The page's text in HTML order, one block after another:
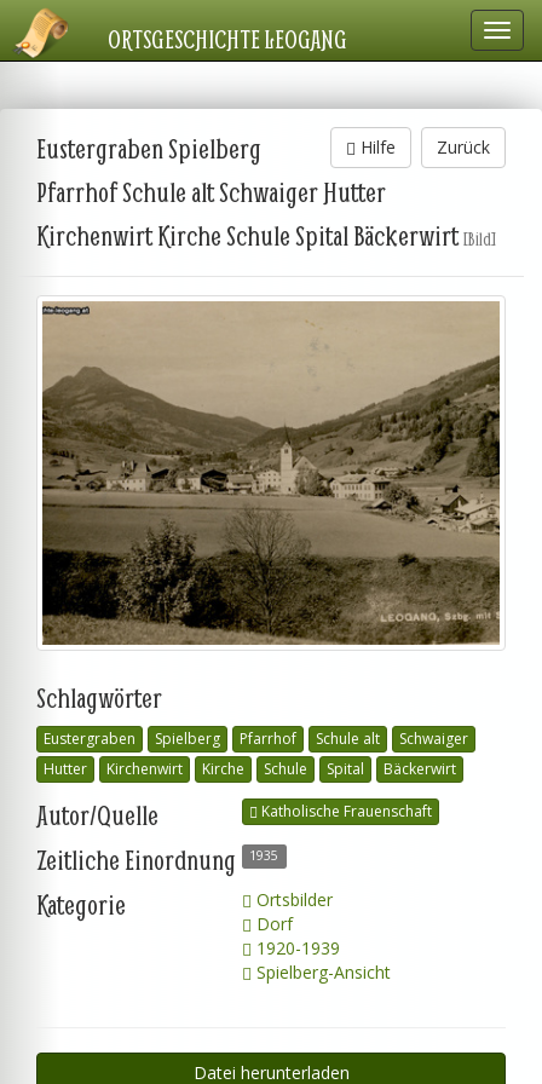
ORTSGESCHICHTE LEOGANG
Zurück
Hilfe
Eustergraben Spielberg
Pfarrhof Schule alt Schwaiger Hutter
Kirchenwirt Kirche Schule Spital Bäckerwirt[Bild]
Schlagwörter
Eustergraben Spielberg Pfarrhof Schule alt
Schwaiger
Hutter
Kirchenwirt Kirche Schule Spital Bäckerwirt
Autor/Quelle Katholische Frauenschaft
Zeitliche Einordnung 1935
Kategorie
Ortsbilder
Dorf
1920-1939
Spielberg-Ansicht
Datei herunterladen